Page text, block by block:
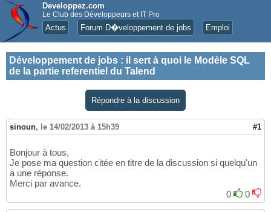
Developpez.com
Le Club des Développeurs et IT Pro
Actus Forum D�veloppement de jobs Emploi
Développement de jobs : il sert à quoi le Modèle SQL
de la partie referentiel du Talend
Répondre à la discussion
sinoun, le 14/02/2013 à 15h39 #1
Bonjour à tous,
Je pose ma question citée en titre de la discussion si quelqu'un
a une réponse.
Merci par avance.
0
0